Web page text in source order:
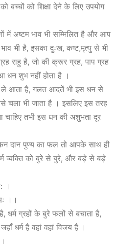
बच्चों को शिक्षा देने के लिए उपयोग
अष्टम भाव भी सम्मिलित है और आप
भी है, इसका दुःख, कष्ट,मृत्यु से भी
राहु है, जो की क्रूर ग्रह, पाप ग्रह
धन शुभ नहीं होता है ।
ले आता है, गलत आदतें भी इस धन से
चला भी जाता है । इसलिए इस तरह
तभी इस धन की अशुभता दूर
दान पुण्य का फल तो आपके साथ ही
व्यक्ति को बुरे से बुरे, और बड़े से बड़े
।
।।
धर्म ग्रहों के बुरे फलों से बचाता है,
धर्म है वहां वहां विजय है ।